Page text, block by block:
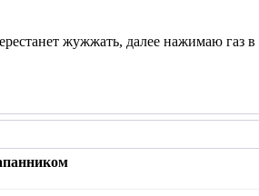
жужжать, далее нажимаю газ